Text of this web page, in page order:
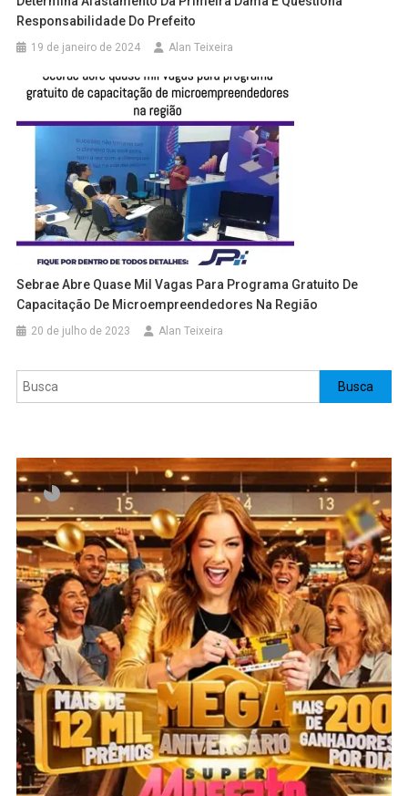
Responsabilidade Do Prefeito
19 de janeiro de 2024 Alan Teixeira
Sebrae Abre Quase Mil Vagas Para Programa Gratuito De
Capacitação De Microempreendedores Na Região
20 de julho de 2023 Alan Teixeira
Pesquisar Busca